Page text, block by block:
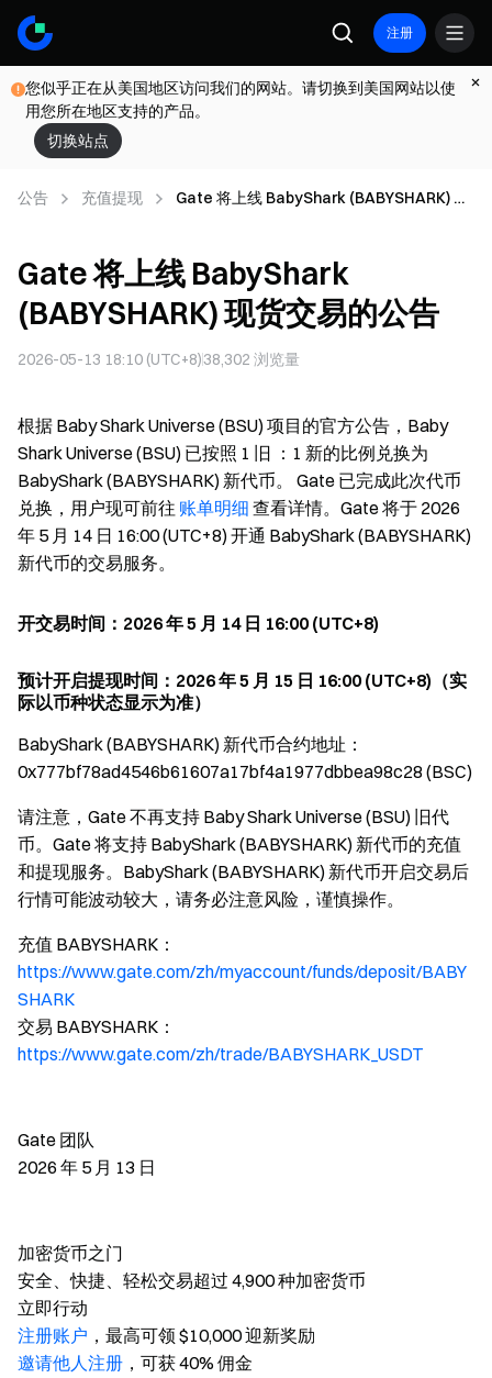
注册
您似乎正在从美国地区访问我们的网站。请切换到美国网站以使
用您所在地区支持的产品。
切换站点
公告 充值提现
Gate 将上线 BabyShark (BABYSHARK) 现
Gate 将上线 BabyShark
(BABYSHARK) 现货交易的公告
2026-05-13 18:10 (UTC+8)38,302 浏览量
根据 Baby Shark Universe (BSU) 项目的官方公告，Baby
Shark Universe (BSU) 已按照 1 旧 ：1 新的比例兑换为
BabyShark (BABYSHARK) 新代币。 Gate 已完成此次代币
兑换，用户现可前往 账单明细 查看详情。Gate 将于 2026
年 5 月 14 日 16:00 (UTC+8) 开通 BabyShark (BABYSHARK)
新代币的交易服务。
开交易时间：2026 年 5 月 14 日 16:00 (UTC+8)
预计开启提现时间：2026 年 5 月 15 日 16:00 (UTC+8)（实
际以币种状态显示为准）
BabyShark (BABYSHARK) 新代币合约地址：
0x777bf78ad4546b61607a17bf4a1977dbbea98c28 (BSC)
请注意，Gate 不再支持 Baby Shark Universe (BSU) 旧代
币。Gate 将支持 BabyShark (BABYSHARK) 新代币的充值
和提现服务。BabyShark (BABYSHARK) 新代币开启交易后
行情可能波动较大，请务必注意风险，谨慎操作。
充值 BABYSHARK：
https://www.gate.com/zh/myaccount/funds/deposit/BABY
SHARK
交易 BABYSHARK：
https://www.gate.com/zh/trade/BABYSHARK_USDT
Gate 团队
2026 年 5 月 13 日
加密货币之门
安全、快捷、轻松交易超过 4,900 种加密货币
立即行动
注册账户 ，最高可领 $10,000 迎新奖励
邀请他人注册 ，可获 40% 佣金